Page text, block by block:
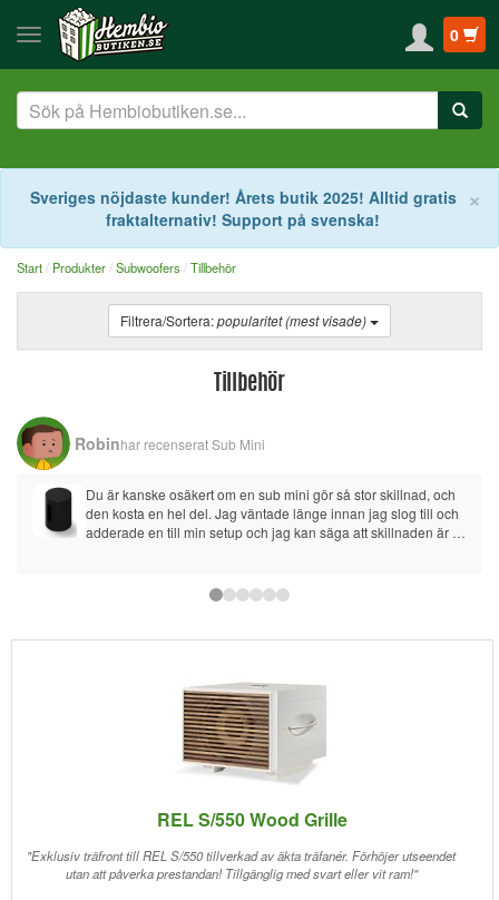
0
×
Sveriges nöjdaste kunder! Årets butik 2025! Alltid gratis
fraktalternativ! Support på svenska!
Start Produkter Subwoofers Tillbehör
Filtrera/Sortera:popularitet (mest visade)
Tillbehör
Robinhar recenseratSub Mini
Du är kanske osäkert om en sub mini gör så stor skillnad, och
den kosta en hel del. Jag väntade länge innan jag slog till och
adderade en till min setup och jag kan säga att skillnaden är
två Ones i en mellanstor vardagsrum och den här Sub passar
REL S/550 Wood Grille
"Exklusiv träfront till REL S/550 tillverkad av äkta träfanér. Förhöjer utseendet
utan att påverka prestandan! Tillgänglig med svart eller vit ram!"